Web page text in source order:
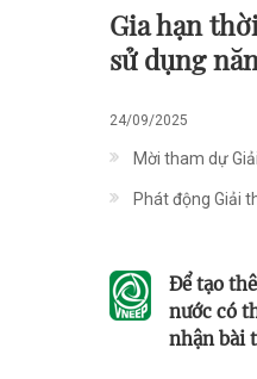
Gia hạn
sử dụng
24/09/2025
Mời tham dự
Phát động Giải
Để tạo
nước có
nhận bài